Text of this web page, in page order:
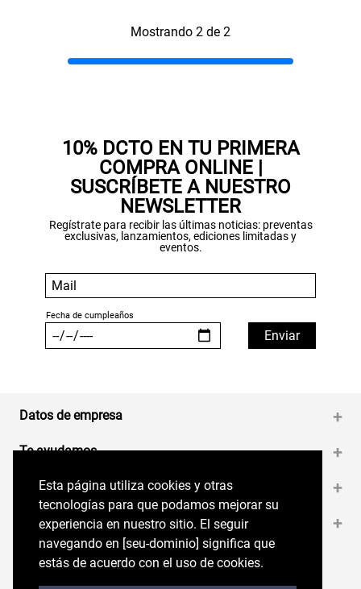
Esta página utiliza cookies y otras
tecnologías para que podamos mejorar su
experiencia en nuestro sitio. El seguir
navegando en perryellis.cl significa que estás
de acuerdo con el uso de cookies.
Esta página utiliza cookies y otras
tecnologías para que podamos mejorar su
experiencia en nuestro sitio. El seguir
navegando en [seu-dominio] significa que
estás de acuerdo con el uso de cookies.
Mostrando 2 de 2
10% DCTO EN TU PRIMERA
COMPRA ONLINE |
SUSCRÍBETE A NUESTRO
NEWSLETTER
Regístrate para recibir las últimas noticias: preventas
exclusivas, lanzamientos, ediciones limitadas y
eventos.
Gracias por inscribirte!
Datos de empresa +
Te ayudamos +
Medios de pago +
Contáctanos +
Síguenos en nuestras RRSS